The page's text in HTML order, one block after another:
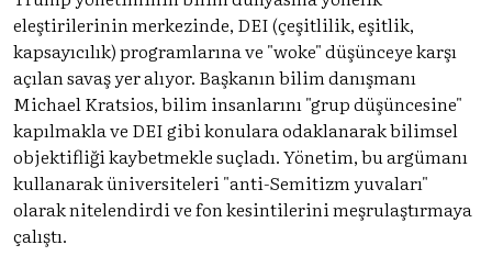
eleştirilerinin merkezinde, DEI (çeşitlilik, eşitlik,
kapsayıcılık) programlarına ve "woke" düşünceye karşı
açılan savaş yer alıyor. Başkanın bilim danışmanı
Michael Kratsios, bilim insanlarını "grup düşüncesine"
kapılmakla ve DEI gibi konulara odaklanarak bilimsel
objektifliği kaybetmekle suçladı. Yönetim, bu argümanı
kullanarak üniversiteleri "anti-Semitizm yuvaları"
olarak nitelendirdi ve fon kesintilerini meşrulaştırmaya
çalıştı.